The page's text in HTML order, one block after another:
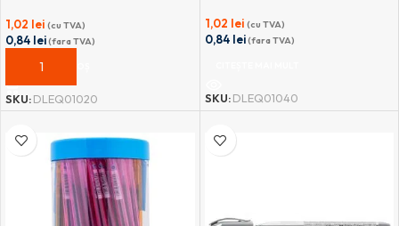
1,02 lei (cu TVA)
0,84 lei(fara TVA)
ADAUGĂ ÎN COȘ
SKU:DLEQ01020
1,02 lei (cu TVA)
0,84 lei(fara TVA)
SKU:DLEQ01040